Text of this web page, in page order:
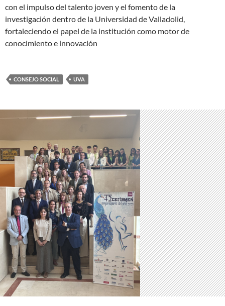
con el impulso del talento joven y el fomento de la
investigación dentro de la Universidad de Valladolid,
fortaleciendo el papel de la institución como motor de
conocimiento e innovación
CONSEJO SOCIAL UVA